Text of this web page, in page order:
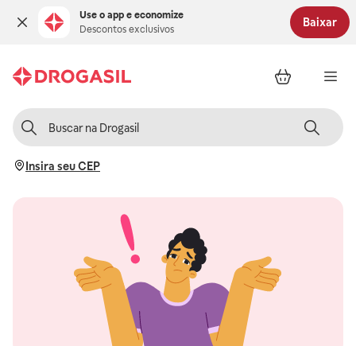
Use o app e economize
Descontos exclusivos
Baixar
Insira seu CEP